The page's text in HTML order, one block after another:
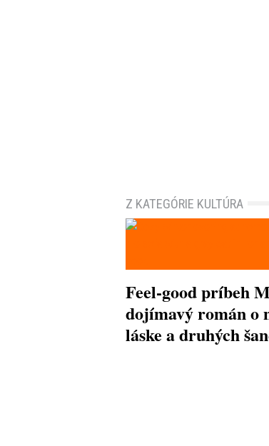
Z KATEGÓRIE KULTÚRA
Feel-good príbeh
dojímavý román o
láske a druhých